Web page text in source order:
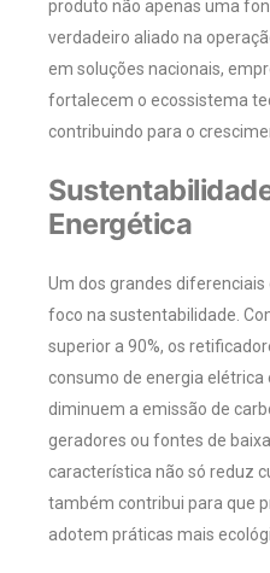
produto não apenas uma
verdadeiro aliado na
em soluções nacionais,
fortalecem o ecossistema
contribuindo para o
Energética
Um dos grandes
foco na sustentabilidade.
superior a 90%, os
consumo de energia
diminuem a emissão de
geradores ou fontes de
característica não só reduz
também contribui para que
adotem práticas mais